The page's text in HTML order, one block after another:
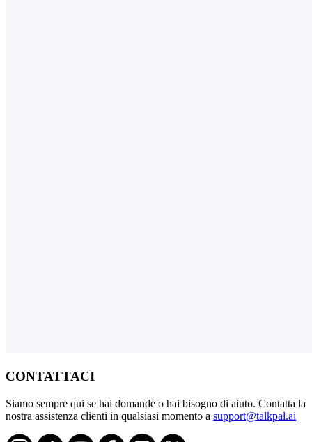
CONTATTACI
Siamo sempre qui se hai domande o hai bisogno di aiuto. Contatta la
nostra assistenza clienti in qualsiasi momento a support@talkpal.ai